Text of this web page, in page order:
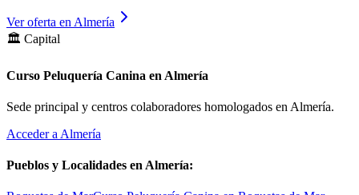
Ver oferta en Almería
🏛️ Capital
Curso Peluquería Canina en Almería
Sede principal y centros colaboradores homologados en Almería.
Acceder a Almería
Pueblos y Localidades en Almería: